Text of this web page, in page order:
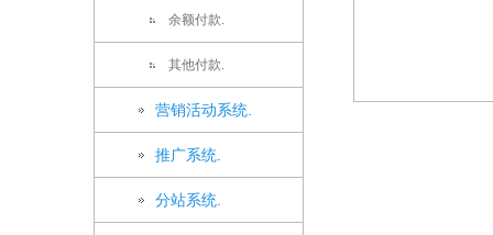
余额付款.
其他付款.
营销活动系统.
推广系统.
分站系统.